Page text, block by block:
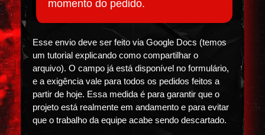
momento do pedido.
Esse envio deve ser feito via Google Docs (temos
um tutorial explicando como compartilhar o
arquivo). O campo já está disponível no formulário,
e a exigência vale para todos os pedidos feitos a
partir de hoje. Essa medida é para garantir que o
projeto está realmente em andamento e para evitar
que o trabalho da equipe acabe sendo descartado.